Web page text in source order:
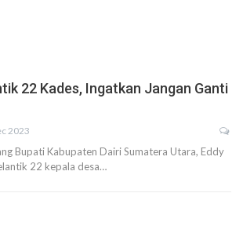
22 Kades, Ingatkan Jangan Ganti
2023
Bupati Kabupaten Dairi Sumatera Utara, Eddy
22 kepala desa…